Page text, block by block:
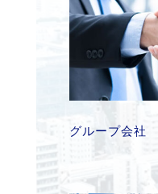
グループ会社